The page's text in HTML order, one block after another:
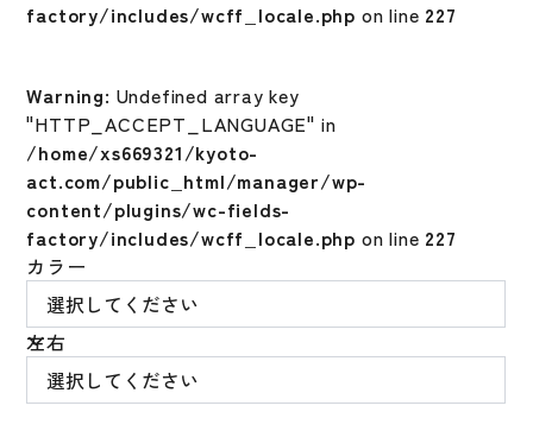
factory/includes/wcff_locale.php on line 227
Warning: Undefined array key
"HTTP_ACCEPT_LANGUAGE" in
/home/xs669321/kyoto-
act.com/public_html/manager/wp-
content/plugins/wc-fields-
factory/includes/wcff_locale.php on line 227
カラー
左右